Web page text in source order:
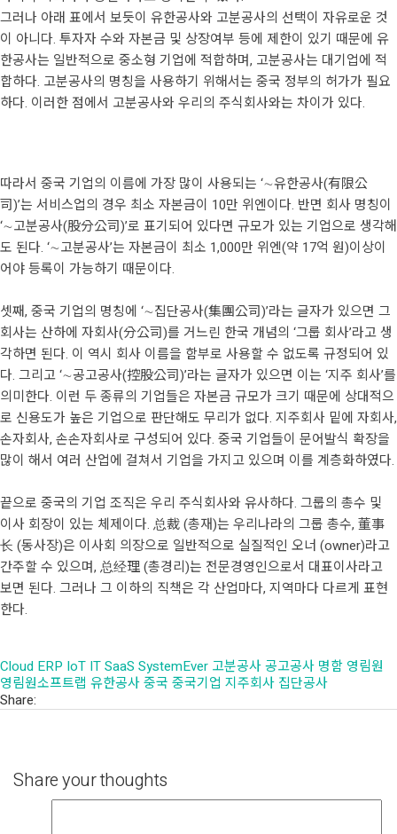
그러나 아래 표에서 보듯이 유한공사와 고분공사의 선택이 자유로운 것
이 아니다. 투자자 수와 자본금 및 상장여부 등에 제한이 있기 때문에 유
한공사는 일반적으로 중소형 기업에 적합하며, 고분공사는 대기업에 적
합하다. 고분공사의 명칭을 사용하기 위해서는 중국 정부의 허가가 필요
하다. 이러한 점에서 고분공사와 우리의 주식회사와는 차이가 있다.
따라서 중국 기업의 이름에 가장 많이 사용되는 ‘∼유한공사(有限公
司)’는 서비스업의 경우 최소 자본금이 10만 위엔이다. 반면 회사 명칭이
‘∼고분공사(股分公司)’로 표기되어 있다면 규모가 있는 기업으로 생각해
도 된다. ‘∼고분공사’는 자본금이 최소 1,000만 위엔(약 17억 원)이상이
어야 등록이 가능하기 때문이다.
셋째, 중국 기업의 명칭에 ‘∼집단공사(集團公司)’라는 글자가 있으면 그
회사는 산하에 자회사(分公司)를 거느린 한국 개념의 ‘그룹 회사’라고 생
각하면 된다. 이 역시 회사 이름을 함부로 사용할 수 없도록 규정되어 있
다. 그리고 ‘∼공고공사(控股公司)’라는 글자가 있으면 이는 ‘지주 회사’를
의미한다. 이런 두 종류의 기업들은 자본금 규모가 크기 때문에 상대적으
로 신용도가 높은 기업으로 판단해도 무리가 없다. 지주회사 밑에 자회사,
손자회사, 손손자회사로 구성되어 있다. 중국 기업들이 문어발식 확장을
많이 해서 여러 산업에 걸쳐서 기업을 가지고 있으며 이를 계층화하였다.
끝으로 중국의 기업 조직은 우리 주식회사와 유사하다. 그룹의 총수 및
이사 회장이 있는 체제이다. 总裁 (총재)는 우리나라의 그룹 총수, 董事
长 (동사장)은 이사회 의장으로 일반적으로 실질적인 오너 (owner)라고
간주할 수 있으며, 总经理 (총경리)는 전문경영인으로서 대표이사라고
보면 된다. 그러나 그 이하의 직책은 각 산업마다, 지역마다 다르게 표현
한다.
Cloud ERP IoT ITSaaS SystemEver 고분공사공고공사 명함 영림원
영림원소프트랩 유한공사중국 중국기업 지주회사 집단공사
Share:
Share your thoughts